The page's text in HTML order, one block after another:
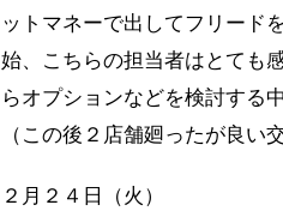
ットマネーで出してフリード
始、こちらの担当者はとても
らオプションなどを検討する
（この後２店舗廻ったが良い
２月２４日（火）